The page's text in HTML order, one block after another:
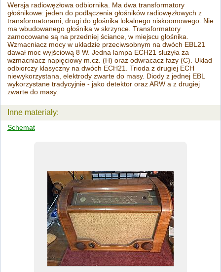
Wersja radiowęzłowa odbiornika. Ma dwa transformatory
głośnikowe: jeden do podłączenia głośników radiowęzłowych z
transformatorami, drugi do głośnika lokalnego niskoomowego. Nie
ma wbudowanego głośnika w skrzynce. Transformatory
zamocowane są na przedniej ściance, w miejscu głośnika.
Wzmacniacz mocy w układzie przeciwsobnym na dwóch EBL21
dawał moc wyjściową 8 W. Jedna lampa ECH21 służyła za
wzmacniacz napięciowy m.cz. (H) oraz odwracacz fazy (C). Układ
odbiorczy klasyczny na dwóch ECH21. Trioda z drugiej ECH
niewykorzystana, elektrody zwarte do masy. Diody z jednej EBL
wykorzystane tradycyjnie - jako detektor oraz ARW a z drugiej
zwarte do masy.
Inne materiały:
Schemat